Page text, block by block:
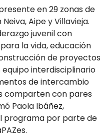
en 29 zonas de
Aipe y Villavieja.
juvenil con
la vida, educación
de proyectos
interdisciplinario
de intercambio
comparten con pares
Paola Ibáñez,
programa por parte de